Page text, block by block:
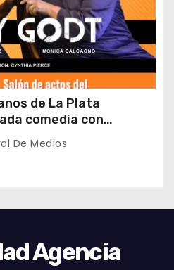
de La Plata
comedia con
solidario
De Medios
Agencia